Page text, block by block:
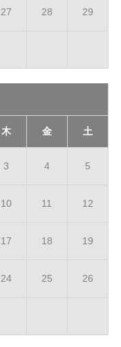
27 28 29
木 金 土
3 4 5
10 11 12
17 18 19
24 25 26